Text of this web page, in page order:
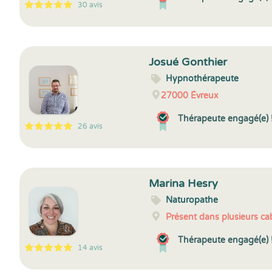
5
1
5
30 30 avis
5
1
5
26 26 avis
Josué Gonthier
Hypnothérapeute
27000 Évreux
Thérapeute engagé(e)
5
1
5
14 14 avis
Marina Hesry
Naturopathe
Présent dans plusieurs
Thérapeute engagé(e)